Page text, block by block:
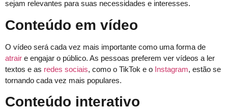
sejam relevantes para suas necessidades e interesses.
Conteúdo em vídeo
O vídeo será cada vez mais importante como uma forma de
atrair e engajar o público. As pessoas preferem ver vídeos a ler
textos e as redes sociais, como o TikTok e o Instagram, estão se
tornando cada vez mais populares.
Conteúdo interativo